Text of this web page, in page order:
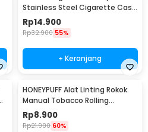
Stainless Steel Cigarette Case
- LC25
Rp14.900
Rp32.900 55%
+ Keranjang
HONEYPUFF Alat Linting Rokok
Manual Tobacco Rolling
Machine 10 x 70mm - TN900
Rp8.900
Rp21.900 60%